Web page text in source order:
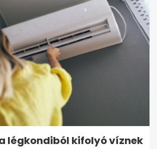
légkondiból kifolyó víznek